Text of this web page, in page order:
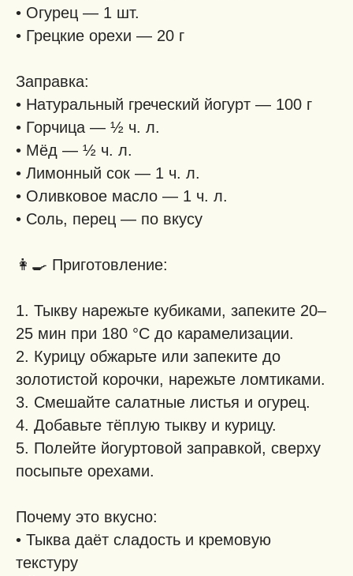
• Огурец — 1 шт.
• Грецкие орехи — 20 г
Заправка:
• Натуральный греческий йогурт — 100 г
• Горчица — ½ ч. л.
• Мёд — ½ ч. л.
• Лимонный сок — 1 ч. л.
• Оливковое масло — 1 ч. л.
• Соль, перец — по вкусу
👩‍🍳 Приготовление:
1. Тыкву нарежьте кубиками, запеките 20–
25 мин при 180 °C до карамелизации.
2. Курицу обжарьте или запеките до
золотистой корочки, нарежьте ломтиками.
3. Смешайте салатные листья и огурец.
4. Добавьте тёплую тыкву и курицу.
5. Полейте йогуртовой заправкой, сверху
посыпьте орехами.
Почему это вкусно:
• Тыква даёт сладость и кремовую
текстуру